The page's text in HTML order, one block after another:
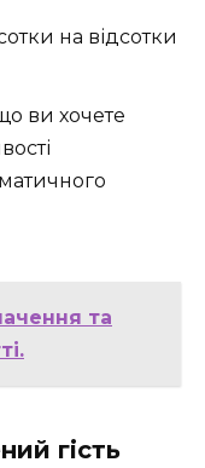
на відсотки
ви хочете
та
гість